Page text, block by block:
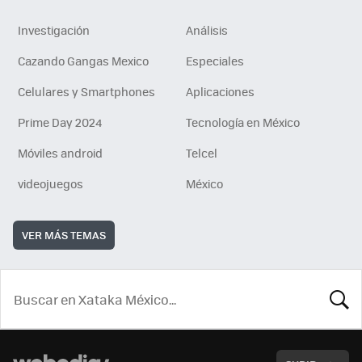
Investigación
Análisis
Cazando Gangas Mexico
Especiales
Celulares y Smartphones
Aplicaciones
Prime Day 2024
Tecnología en México
Móviles android
Telcel
videojuegos
México
VER MÁS TEMAS